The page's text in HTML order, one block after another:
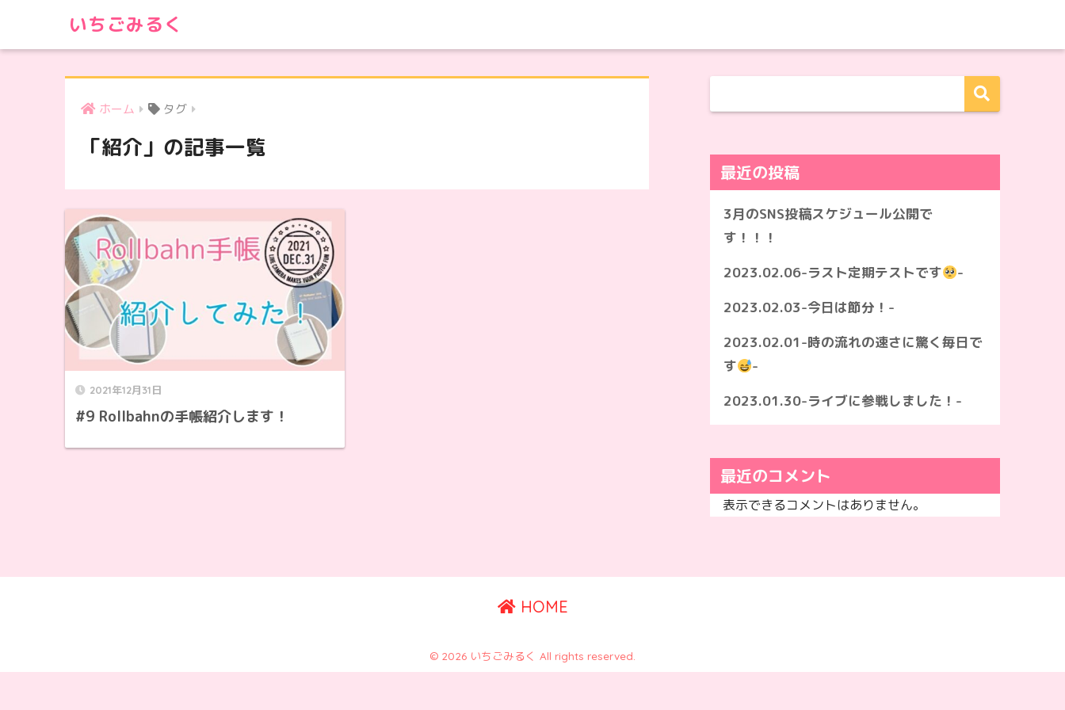
いちごみるく
ホーム タグ
「紹介」の記事一覧
2021年12月31日
#9 Rollbahnの手帳紹介します！
最近の投稿
3月のSNS投稿スケジュール公開で
す！！！
2023.02.06-ラスト定期テストです
-
2023.02.03-今日は節分！-
2023.02.01-時の流れの速さに驚く毎日で
す
-
2023.01.30-ライブに参戦しました！-
最近のコメント
表示できるコメントはありません。
HOME
© 2026 いちごみるく All rights reserved.